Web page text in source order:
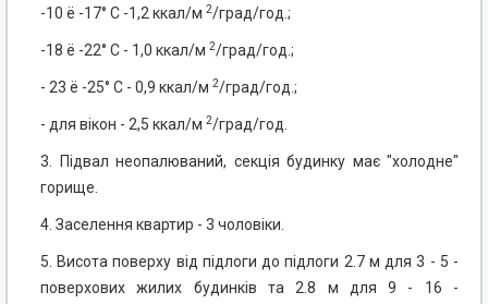
-10 ё -17° C -1,2 ккал/м 2/град/год.;
-18 ё -22° C - 1,0 ккал/м 2/град/год.;
- 23 ё -25° C - 0,9 ккал/м 2/град/год.;
- для вікон - 2,5 ккал/м 2/град/год.
3. Підвал неопалюваний, секція будинку має "холодне"
горище.
4. Заселення квартир - 3 чоловіки.
5. Висота поверху від підлоги до підлоги 2.7 м для 3 - 5 -
поверхових жилих будинків та 2.8 м для 9 - 16 -